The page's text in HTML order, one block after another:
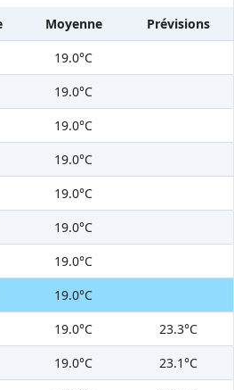
Moyenne
Prévisions
19.0°C
19.0°C
19.0°C
19.0°C
19.0°C
19.0°C
19.0°C
19.0°C
19.0°C
23.3°C
19.0°C
23.1°C